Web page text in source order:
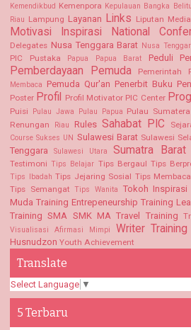
Kemendikbud Kemenpora Kepulauan Bangka
Riau Lampung Layanan Links Liputan Media
Motivasi Inspirasi National
Delegates Nusa Tenggara Barat Nusa
PIC Pustaka Papua Papua Barat Peduli
Pemberdayaan Pemuda Pemerintah
Membaca
Pemuda Qur'an Penerbit Buku
Poster Profil Profil Motivator PIC Center
Puisi
Pulau Jawa Pulau Papua Pulau Sumatera
Renungan Riau Rules Sahabat PIC
Course Sukses UN Sulawesi Barat Sulawesi
Tenggara
Sulawesi Utara Sumatra Barat
Testimoni Tips Belajar Tips Bergaul Tips
Tips Ibadah Tips Jejaring Sosial Tips Membaca
Tips Semangat Tips Wanita Tokoh Inspirasi
Muda Training Entrepeneurship Training
Training SMA SMK MA Travel Training
Visualisasi Afirmasi Mimpi Writer Training
Husnudzon Youth Achievement
Translate
Select Language ▼
5 Terbaru